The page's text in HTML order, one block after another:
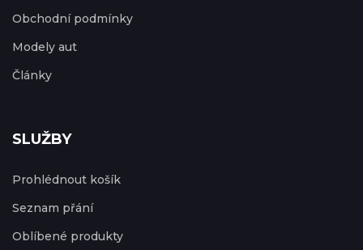
Obchodní podmínky
Modely aut
Články
SLUŽBY
Prohlédnout košík
Seznam přání
Oblíbené produkty